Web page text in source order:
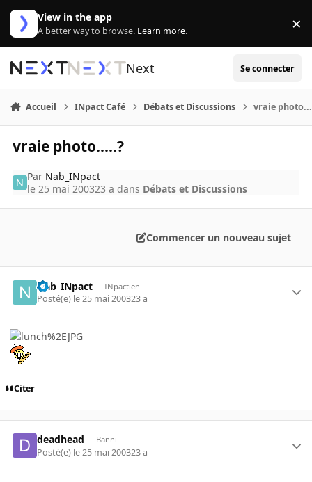
Aller au contenu
View in the app
A better way to browse. Learn more. ×
Next Se connecter
Accueil INpact Café Débats et Discussions vraie
vraie photo.....?
Par Nab_INpact
le 25 mai 200323 a dans Débats et Discussions
Commencer un nouveau sujet
Nab_INpact INpactien
Posté(e) le 25 mai 200323 a
Citer
deadhead Banni
Posté(e) le 25 mai 200323 a